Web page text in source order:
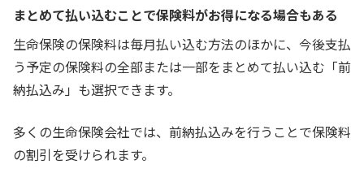
まとめて払い込むことで保険料がお得になる場合もある
生命保険の保険料は毎月払い込む方法のほかに、今後支払
う予定の保険料の全部または一部をまとめて払い込む「前
納払込み」も選択できます。
多くの生命保険会社では、前納払込みを行うことで保険料
の割引を受けられます。